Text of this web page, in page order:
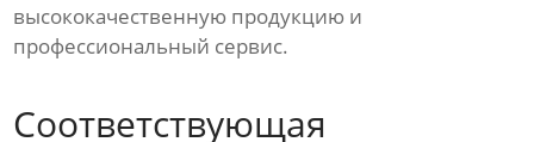
высококачественную продукцию и
профессиональный сервис.
Соответствующая